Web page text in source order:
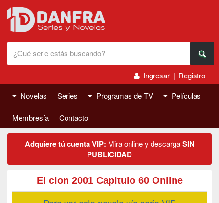
Ingresar | Registro
Novelas
Series Programas de TV Películas
Membresía Contacto
Adquiere tú cuenta VIP: Mira online y descargaSIN
PUBLICIDAD
El clon 2001 Capitulo 60 Online